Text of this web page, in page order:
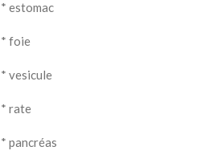
* estomac
* foie
* vesicule
* rate
* pancréas